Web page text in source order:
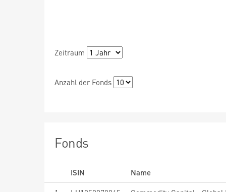
Zeitraum
Anzahl der Fonds
Fonds
ISIN
Name